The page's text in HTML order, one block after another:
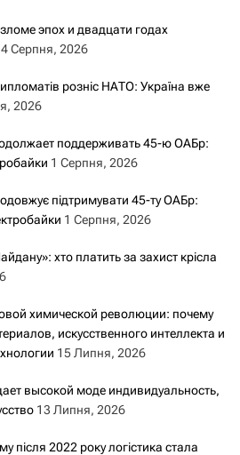
эпох и двадцати годах
4 Серпня, 2026
розніс НАТО: Україна вже
2026
поддерживать 45-ю ОАБр:
1 Серпня, 2026
підтримувати 45-ту ОАБр:
1 Серпня, 2026
хто платить за захист крісла
химической революции: почему
искусственного интеллекта и
15 Липня, 2026
высокой моде индивидуальность,
13 Липня, 2026
після 2022 року логістика стала